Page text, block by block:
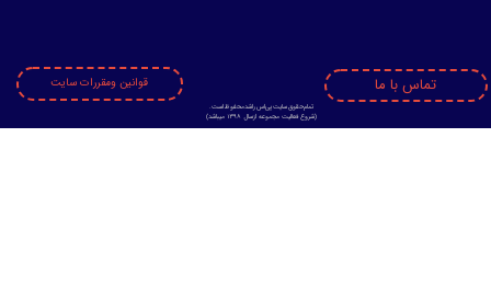
تمام حقوق سایت پی اس راشد محفوظ است.
​​​​​​​(شروع فعالیت مجموعه ازسال 1398 میباشد)
تماس با ما قوانین ومقررات سایت